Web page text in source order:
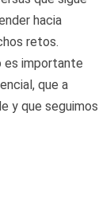
hacia
retos.
es importante
que a
y que seguimos